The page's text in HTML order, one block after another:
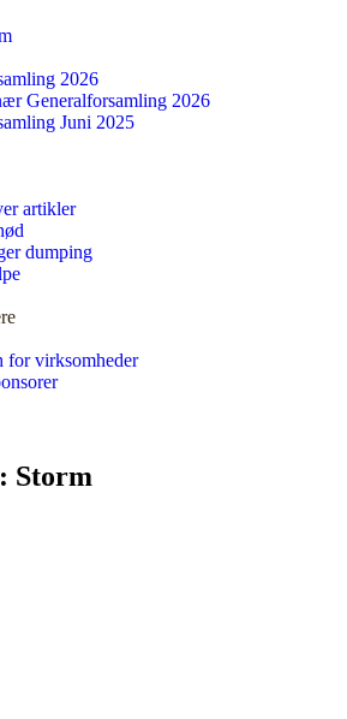
2026
Generalforsamling 2026
Juni 2025
artikler
dumping
for virksomheder
Storm